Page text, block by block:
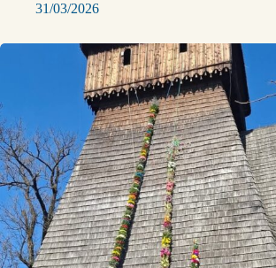
31/03/2026